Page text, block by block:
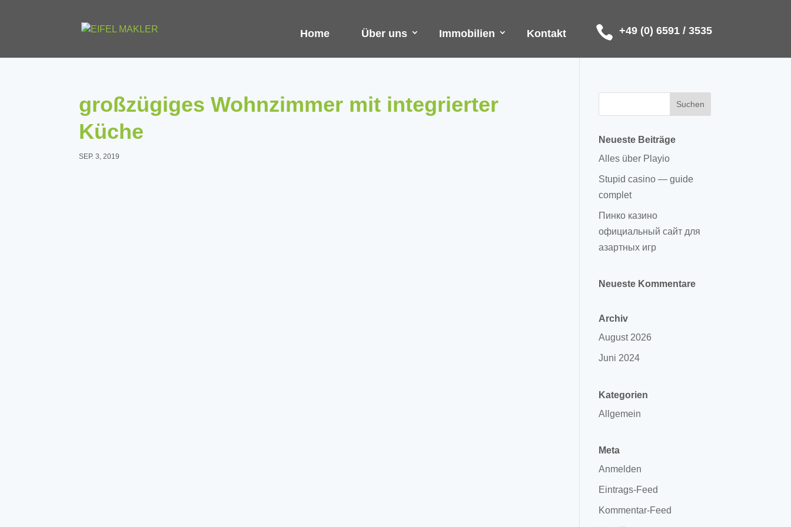
+49 (0) 6591 / 3535
Home Über uns Immobilien Kontakt
großzügiges Wohnzimmer mit integrierter
Küche
SEP. 3, 2019
Neueste Beiträge
Alles über Playio
Stupid casino — guide
complet
Пинко казино
официальный сайт для
азартных игр
Neueste Kommentare
Archiv
August 2026
Juni 2024
Kategorien
Allgemein
Meta
Anmelden
Eintrags-Feed
Kommentar-Feed